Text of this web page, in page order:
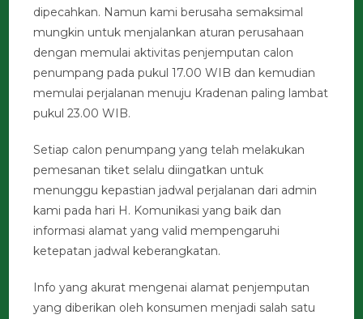
dipecahkan. Namun kami berusaha semaksimal
mungkin untuk menjalankan aturan perusahaan
dengan memulai aktivitas penjemputan calon
penumpang pada pukul 17.00 WIB dan kemudian
memulai perjalanan menuju Kradenan paling lambat
pukul 23.00 WIB.
Setiap calon penumpang yang telah melakukan
pemesanan tiket selalu diingatkan untuk
menunggu kepastian jadwal perjalanan dari admin
kami pada hari H. Komunikasi yang baik dan
informasi alamat yang valid mempengaruhi
ketepatan jadwal keberangkatan.
Info yang akurat mengenai alamat penjemputan
yang diberikan oleh konsumen menjadi salah satu